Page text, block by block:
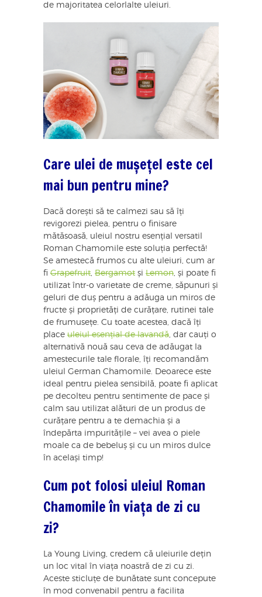
de majoritatea celorlalte uleiuri.
Care ulei de mușețel este cel
mai bun pentru mine?
Dacă dorești să te calmezi sau să îți
revigorezi pielea, pentru o finisare
mătăsoasă, uleiul nostru esențial versatil
Roman Chamomile este soluția perfectă!
Se amestecă frumos cu alte uleiuri, cum ar
fi Grapefruit, Bergamot și Lemon, și poate fi
utilizat într-o varietate de creme, săpunuri și
geluri de duș pentru a adăuga un miros de
fructe și proprietăți de curățare, rutinei tale
de frumusețe. Cu toate acestea, dacă îți
place uleiul esențial de lavandă, dar cauți o
alternativă nouă sau ceva de adăugat la
amestecurile tale florale, îți recomandăm
uleiul German Chamomile. Deoarece este
ideal pentru pielea sensibilă, poate fi aplicat
pe decolteu pentru sentimente de pace și
calm sau utilizat alături de un produs de
curățare pentru a te demachia și a
îndepărta impuritățile – vei avea o piele
moale ca de bebeluș și cu un miros dulce
în același timp!
Cum pot folosi uleiul Roman
Chamomile în viața de zi cu
zi?
La Young Living, credem că uleiurile dețin
un loc vital în viața noastră de zi cu zi.
Aceste sticluțe de bunătate sunt concepute
în mod convenabil pentru a facilita